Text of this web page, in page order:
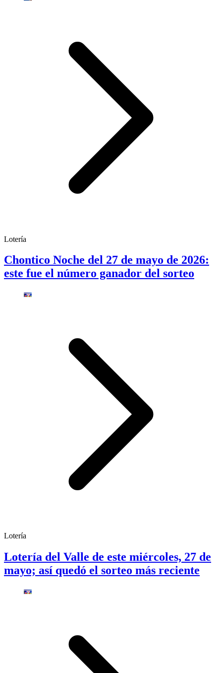
Lotería
Chontico Noche del 27 de mayo de 2026:
este fue el número ganador del sorteo
Lotería
Lotería del Valle de este miércoles, 27 de
mayo; así quedó el sorteo más reciente